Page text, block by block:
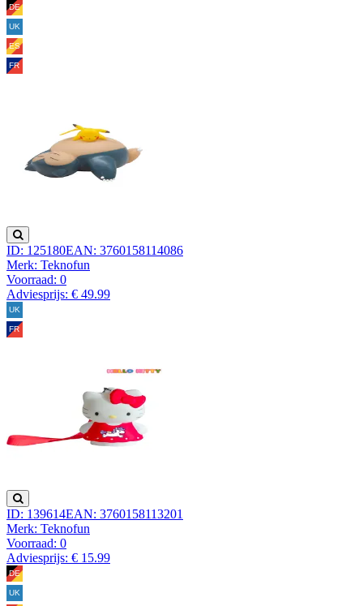
ID: 125180EAN: 3760158114086
Merk: Teknofun
Voorraad: 0
Adviesprijs: € 49.99
ID: 139614EAN: 3760158113201
Merk: Teknofun
Voorraad: 0
Adviesprijs: € 15.99